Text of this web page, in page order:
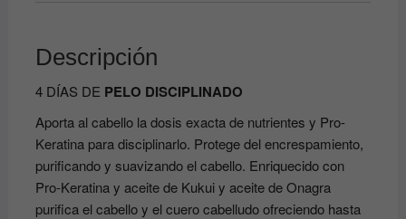
Descripción
4 DÍAS DE PELO DISCIPLINADO
Aporta al cabello la dosis exacta de nutrientes y Pro-
Keratina para disciplinarlo. Protege del encrespamiento,
purificando y suavizando el cabello. Enriquecido con
Pro-Keratina y aceite de Kukui y aceite de Onagra
purifica el cabello y el cuero cabelludo ofreciendo hasta